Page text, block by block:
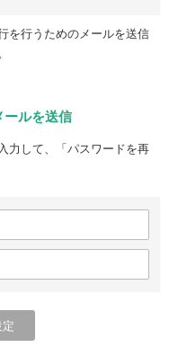
を行うためのメールを送信
ールを送信
力して、「パスワードを再